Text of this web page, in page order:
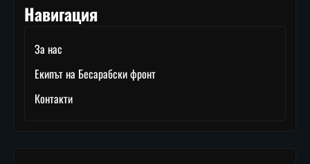
Навигация
За нас
Екипът на Бесарабски фронт
Контакти